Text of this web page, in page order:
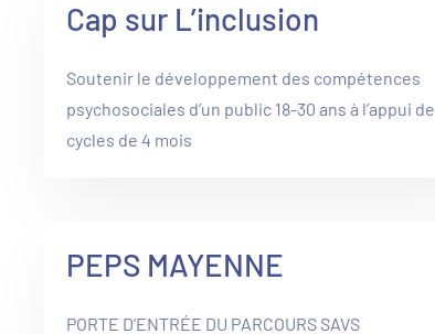
Cap sur L’inclusion
Soutenir le développement des compétences
psychosociales d’un public 18-30 ans à l’appui de
cycles de 4 mois
PEPS MAYENNE
PORTE D’ENTRÉE DU PARCOURS SAVS